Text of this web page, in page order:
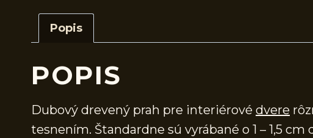
Popis
POPIS
Dubový drevený prah pre interiérové dvere
tesnením. Štandardne sú vyrábané o 1 – 1,5